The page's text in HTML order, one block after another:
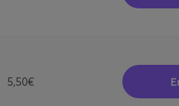
5,50€